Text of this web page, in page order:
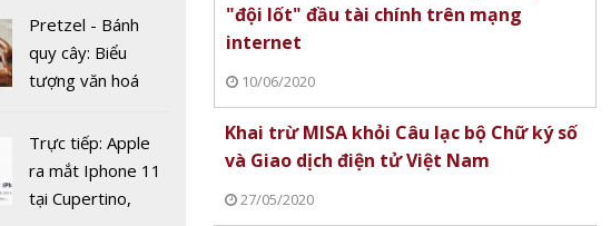
Một thế lực mới
mạnh, đe dọa
doanh thu quảng
cáo của Google,
Facebook
Pretzel - Bánh
quy cây: Biểu
tượng văn hoá
tranh cãi về nguồn
gốc
Trực tiếp: Apple
ra mắt Iphone 11
tại Cupertino,
"đội lốt" đầu tài chính trên mạng
internet
10/06/2020
Khai trừ MISA khỏi Câu lạc bộ Chữ ký số
và Giao dịch điện tử Việt Nam
27/05/2020